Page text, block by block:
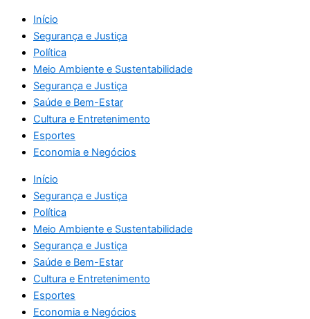
Início
Segurança e Justiça
Política
Meio Ambiente e Sustentabilidade
Segurança e Justiça
Saúde e Bem-Estar
Cultura e Entretenimento
Esportes
Economia e Negócios
Início
Segurança e Justiça
Política
Meio Ambiente e Sustentabilidade
Segurança e Justiça
Saúde e Bem-Estar
Cultura e Entretenimento
Esportes
Economia e Negócios